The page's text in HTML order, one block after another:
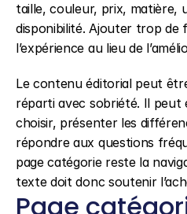
taille, couleur, prix, matière,
disponibilité. Ajouter trop de
l’expérience au lieu de
Le contenu éditorial peut
réparti avec sobriété. Il peut
choisir, présenter les
répondre aux questions
page catégorie reste la
texte doit donc soutenir
Page